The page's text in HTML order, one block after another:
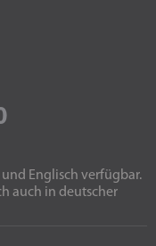
Englisch verfügbar.
auch in deutscher